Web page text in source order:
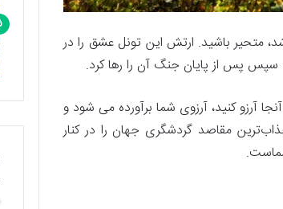
متحیر باشید. ارتش این تونل عشق را در
سپس پس از پایان جنگ آن را رها کرد.
آرزو کنید، آرزوی شما برآورده می شود و
مقاصد گردشگری جهان را در کنار